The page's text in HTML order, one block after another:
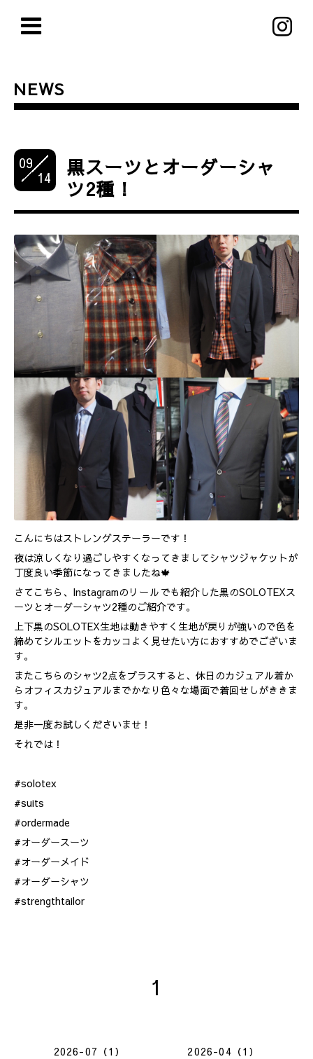
NEWS
09
14
黒スーツとオーダーシャ
ツ2種！
こんにちはストレングステーラーです！
夜は涼しくなり過ごしやすくなってきましてシャツジャケットが
丁度良い季節になってきましたね🍁
さてこちら、Instagramの リール でも紹介した黒のSOLOTEXス
ーツとオーダーシャツ2種のご紹介です。
上下黒のSOLOTEX生地は動きやすく生地が戻りが強いので色を
締めてシルエットをカッコよく見せたい方におすすめでございま
す。
またこちらのシャツ2点をプラスすると、休日のカジュアル着か
らオフィスカジュアルまでかなり色々な場面で着回せしがききま
す。
是非一度お試しくださいませ！
それでは！
#solotex
#suits
#ordermade
#オーダースーツ
#オーダーメイド
#オーダーシャツ
#strengthtailor
1
2026-07（1）
2026-04（1）